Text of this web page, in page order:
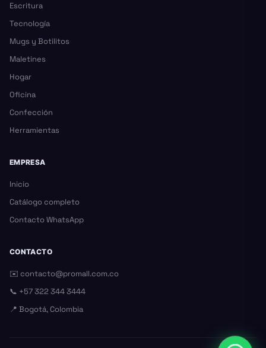
Escritura
Tecnología
Mugs y Botilitos
Maletines
Hogar
Oficina
Confección
Herramientas
EMPRESA
Inicio
Catálogo completo
Contacto WhatsApp
CONTACTO
✉️ contacto@promall.com.co
📞 +57 322 344 3444
📍 Bogotá, Colombia